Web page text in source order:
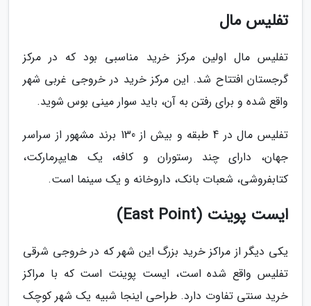
تفلیس مال
تفلیس مال اولین مرکز خرید مناسبی بود که در مرکز
گرجستان افتتاح شد. این مرکز خرید در خروجی غربی شهر
واقع شده و برای رفتن به آن، باید سوار مینی بوس شوید.
تفلیس مال در 4 طبقه و بیش از 130 برند مشهور از سراسر
جهان، دارای چند رستوران و کافه، یک هایپرمارکت،
کتابفروشی، شعبات بانک، داروخانه و یک سینما است.
ایست پوینت (East Point)
یکی دیگر از مراکز خرید بزرگ این شهر که در خروجی شرقی
تفلیس واقع شده است، ایست پوینت است که با مراکز
خرید سنتی تفاوت دارد. طراحی اینجا شبیه یک شهر کوچک